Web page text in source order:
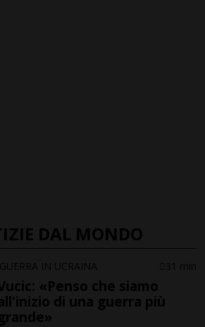
DAL MONDO
GUERRA IN UCRAINA 31 min
«Penso che siamo
di una guerra più